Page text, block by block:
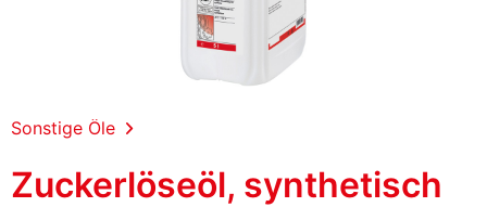
Sonstige Öle
Zuckerlöseöl, synthetisch